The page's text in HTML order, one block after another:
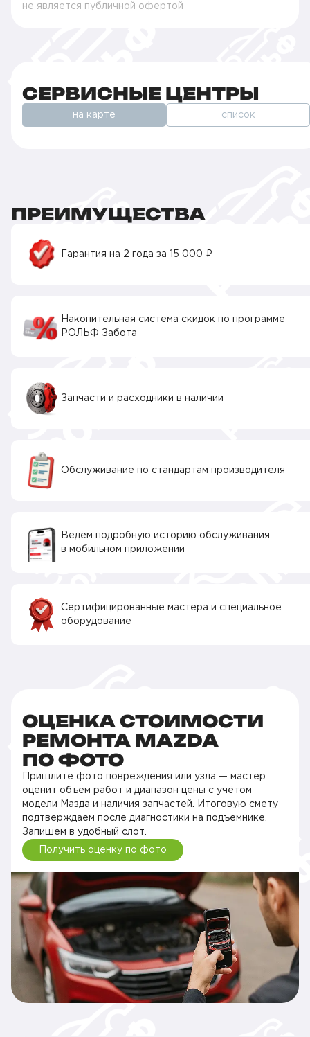
не является публичной офертой
СЕРВИСНЫЕ ЦЕНТРЫ
на карте список
ПРЕИМУЩЕСТВА
Гарантия на 2 года за 15 000 ₽
Накопительная система скидок по программе
РОЛЬФ Забота
Запчасти и расходники в наличии
Обслуживание по стандартам производителя
Ведём подробную историю обслуживания
в мобильном приложении
Сертифицированные мастера и специальное
оборудование
ОЦЕНКА СТОИМОСТИ
РЕМОНТА MAZDA
ПО ФОТО
Пришлите фото повреждения или узла — мастер
оценит объем работ и диапазон цены с учётом
модели Мазда и наличия запчастей. Итоговую смету
подтверждаем после диагностики на подъемнике.
Запишем в удобный слот.
Получить оценку по фото